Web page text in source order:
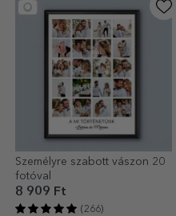
Személyre szabott vászon 20
fotóval
8 909 Ft
(266)